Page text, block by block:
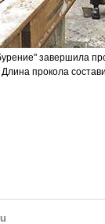
завершила
прокола